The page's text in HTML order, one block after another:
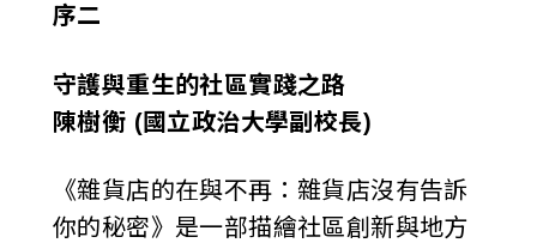
序二
守護與重生的社區實踐之路
陳樹衡 (國立政治大學副校長)
《雜貨店的在與不再：雜貨店沒有告訴
你的秘密》是一部描繪社區創新與地方